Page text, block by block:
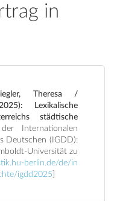
in
Theresa /
Lexikalische
städtische
Deutschen (IGDD):
Universität zu
berlin.de/de/in
igdd2025